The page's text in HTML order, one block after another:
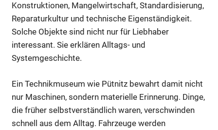
Konstruktionen, Mangelwirtschaft, Standardisierung,
Reparaturkultur und technische Eigenständigkeit.
Solche Objekte sind nicht nur für Liebhaber
interessant. Sie erklären Alltags- und
Systemgeschichte.
Ein Technikmuseum wie Pütnitz bewahrt damit nicht
nur Maschinen, sondern materielle Erinnerung. Dinge,
die früher selbstverständlich waren, verschwinden
schnell aus dem Alltag. Fahrzeuge werden